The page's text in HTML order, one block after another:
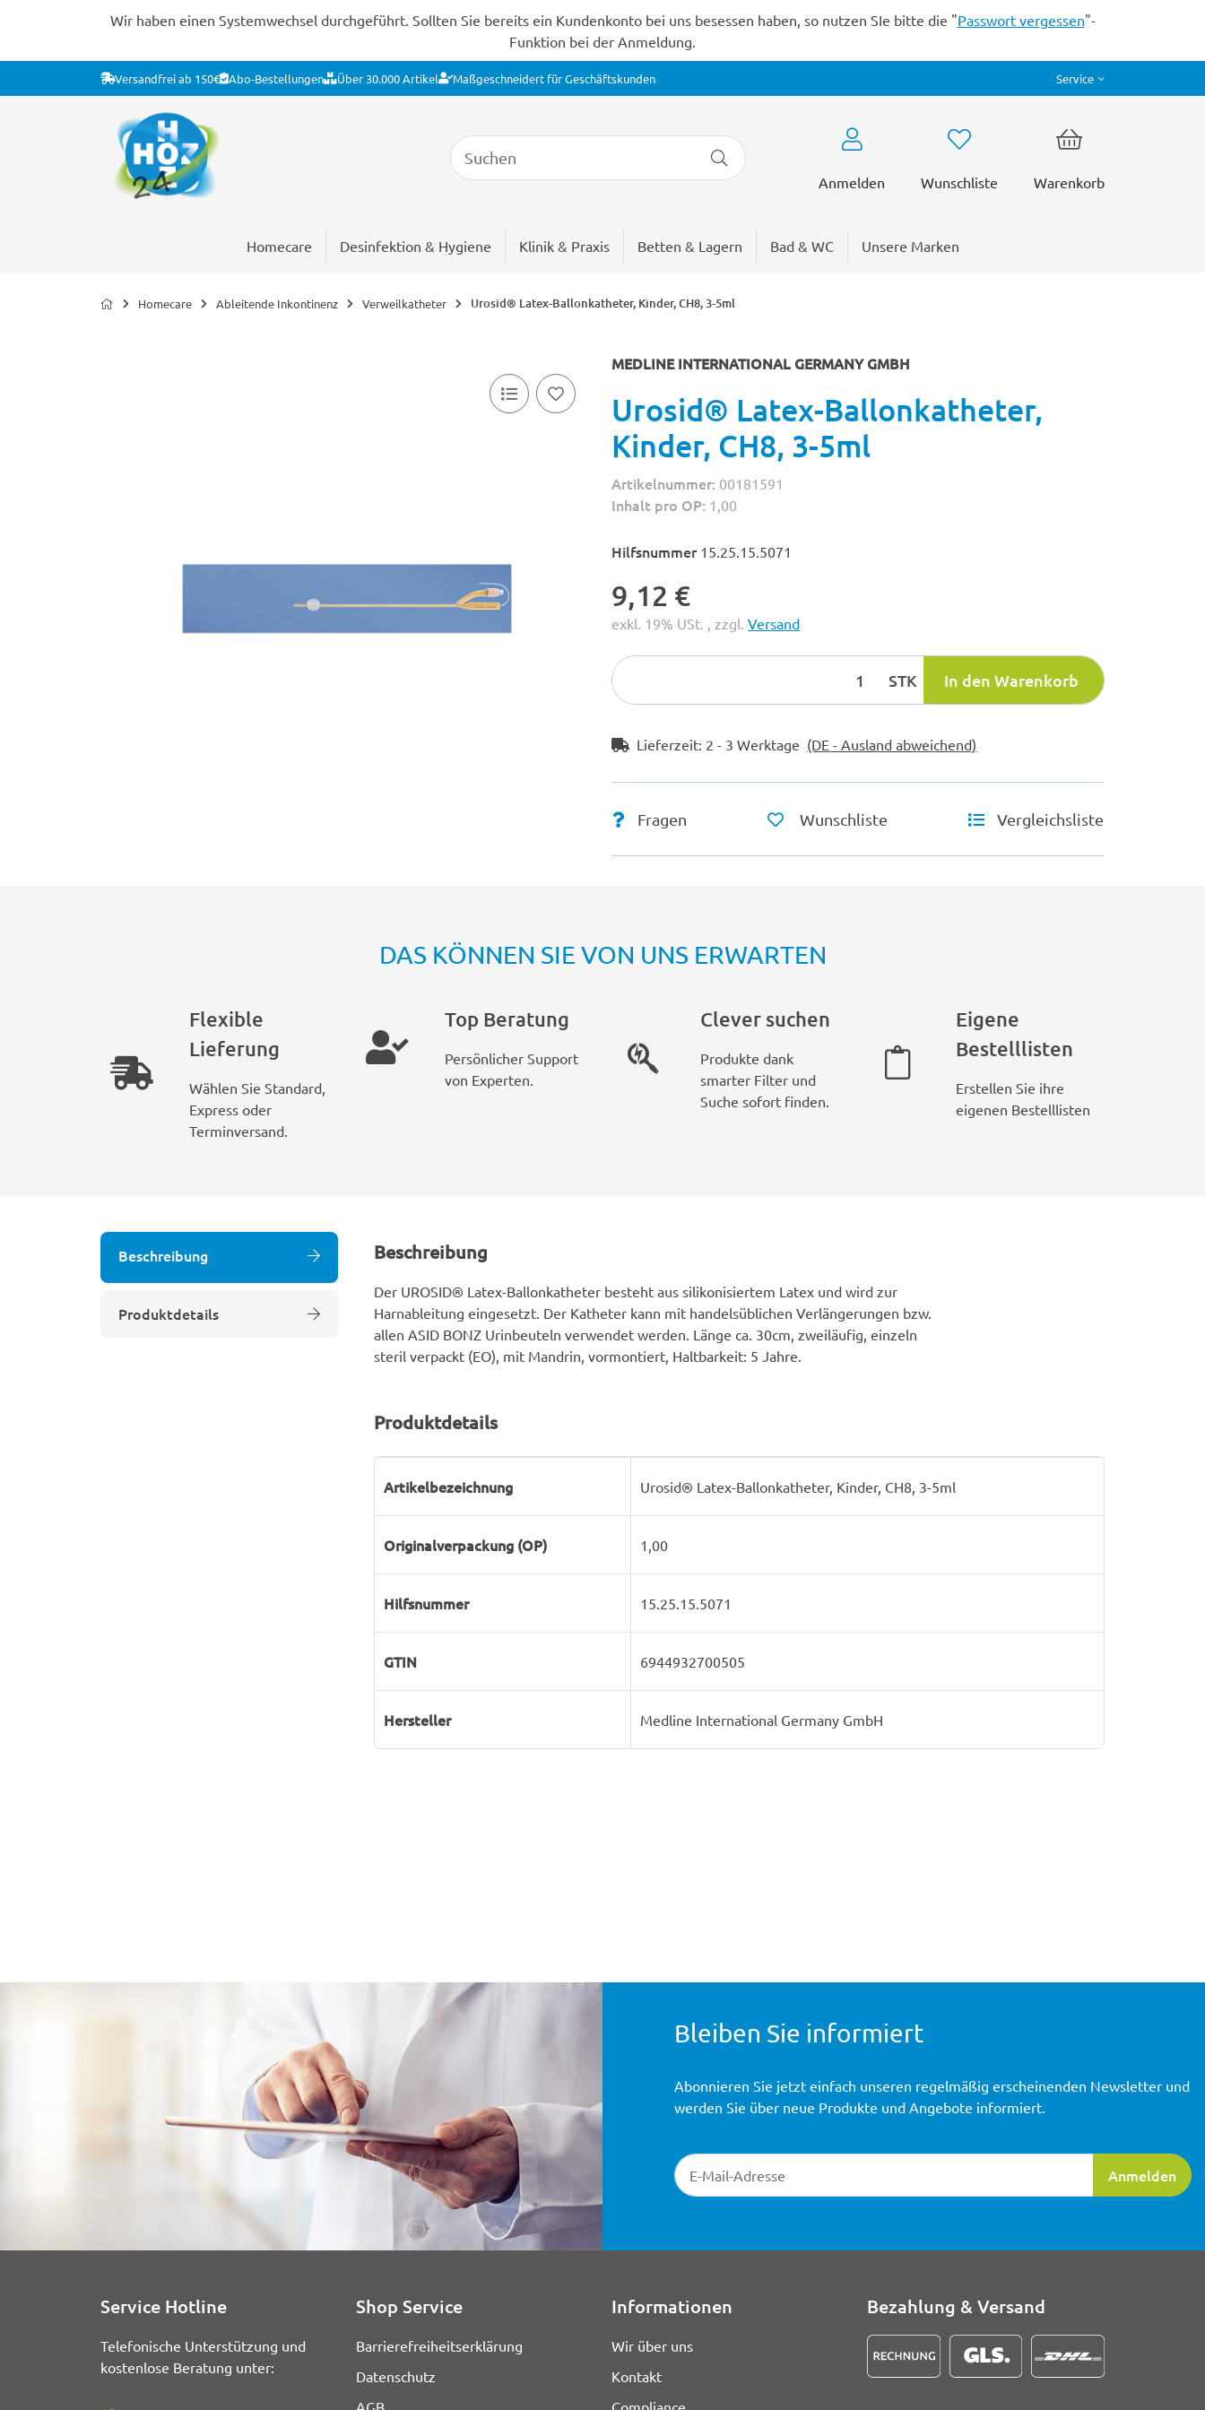
Wir haben einen Systemwechsel durchgeführt. Sollten Sie bereits ein Kundenkonto bei uns besessen haben, so nutzen SIe bitte die "Passwort vergessen"-
Funktion bei der Anmeldung.
Versandfrei ab 150€ Abo-Bestellungen Über 30.000 Artikel Maßgeschneidert für Geschäftskunden Service
Anmelden Wunschliste Warenkorb
Homecare Desinfektion & Hygiene Klinik & Praxis Betten & Lagern Bad & WC Unsere Marken
Homecare Ableitende Inkontinenz Verweilkatheter Urosid® Latex-Ballonkatheter, Kinder, CH8, 3-5ml
MEDLINE INTERNATIONAL GERMANY GMBH
Urosid® Latex-Ballonkatheter,
Kinder, CH8, 3-5ml
Artikelnummer: 00181591
Inhalt pro OP: 1,00
Hilfsnummer 15.25.15.5071
9,12 €
exkl. 19% USt. , zzgl. Versand
STK In den Warenkorb
Lieferzeit: 2 - 3 Werktage (DE - Ausland abweichend)
Fragen Wunschliste Vergleichsliste
DAS KÖNNEN SIE VON UNS ERWARTEN
Flexible
Lieferung
Wählen Sie Standard,
Express oder
Terminversand.
Top Beratung
Persönlicher Support
von Experten.
Clever suchen
Produkte dank
smarter Filter und
Suche sofort finden.
Eigene
Bestelllisten
Erstellen Sie ihre
eigenen Bestelllisten
Beschreibung
Produktdetails
Beschreibung
Der UROSID® Latex-Ballonkatheter besteht aus silikonisiertem Latex und wird zur
Harnableitung eingesetzt. Der Katheter kann mit handelsüblichen Verlängerungen bzw.
allen ASID BONZ Urinbeuteln verwendet werden. Länge ca. 30cm, zweiläufig, einzeln
steril verpackt (EO), mit Mandrin, vormontiert, Haltbarkeit: 5 Jahre.
Produktdetails
Artikelbezeichnung Urosid® Latex-Ballonkatheter, Kinder, CH8, 3-5ml
Originalverpackung (OP) 1,00
Hilfsnummer 15.25.15.5071
GTIN 6944932700505
Hersteller Medline International Germany GmbH
Bleiben Sie informiert
Newsletter-Registrierung
Anmelden
Abonnieren Sie jetzt einfach unseren regelmäßig erscheinenden Newsletter und
werden Sie über neue Produkte und Angebote informiert.
Service Hotline
Telefonische Unterstützung und
kostenlose Beratung unter:
Shop Service
Barrierefreiheitserklärung
Datenschutz
AGB
Informationen
Wir über uns
Kontakt
Compliance
Bezahlung & Versand